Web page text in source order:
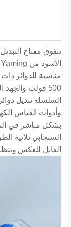
السلسلة تبديل
وأدوات القياس
بشكل مباشر في
القابل للعكس